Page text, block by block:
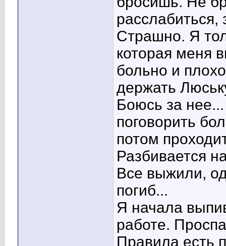
расслабиться,
Страшно. Я
которая меня
больно и
держать
Боюсь за
поговорить
потом
Разбивается
Все выжили,
погиб...
Я начала
работе.
Правила есть